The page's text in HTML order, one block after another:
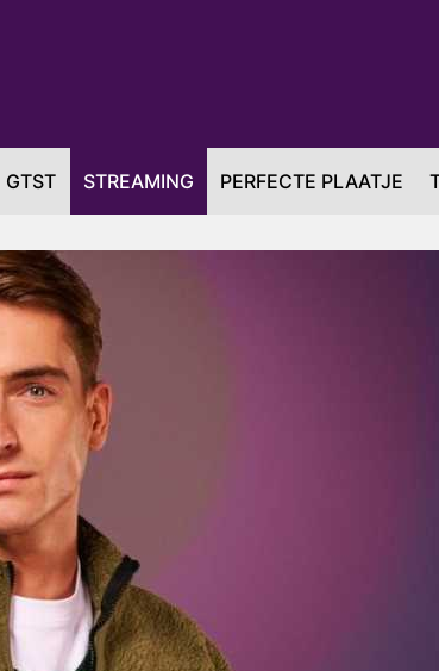
GTST STREAMING PERFECTE PLAATJE